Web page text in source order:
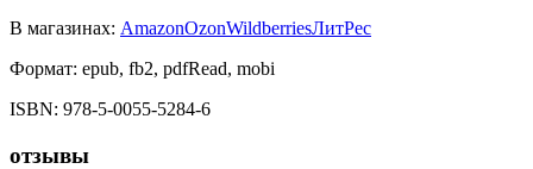
В магазинах: AmazonOzonWildberriesЛитРес
Формат: epub, fb2, pdfRead, mobi
ISBN: 978-5-0055-5284-6
отзывы